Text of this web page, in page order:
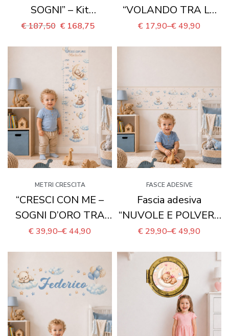
SOGNI” – Kit
coordinato per
€187,50 € 168,75
“VOLANDO TRA LE
NUVOLE” – adesivo
€ 17,90–€49,90
METRI CRESCITA
“CRESCI CON ME –
SOGNI D’ORO TRA
STELLINE” – Metro
€39,90–€44,90
FASCE ADESIVE
Fascia adesiva
“NUVOLE E POLVERE
DI STELLE” – Boiserie
€ 29,90–€49,90